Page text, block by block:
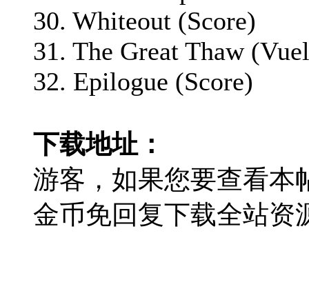
30. Whiteout (Score)
31. The Great Thaw
32. Epilogue (Score)
下载地址：
游客，如果您要查看本
金币免回复下载全站资